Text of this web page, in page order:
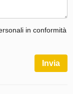
in conformità
Invia